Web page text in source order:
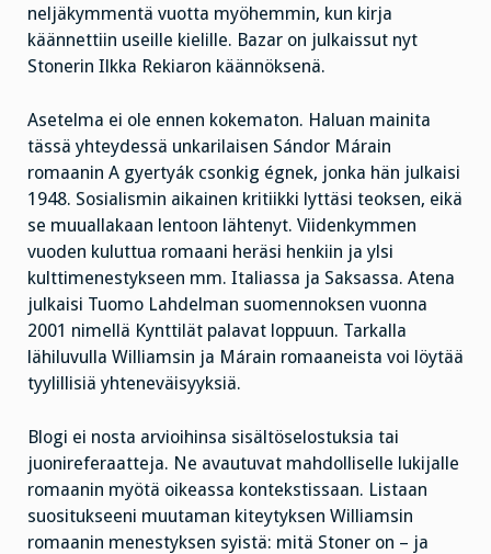
neljäkymmentä vuotta myöhemmin, kun kirja
käännettiin useille kielille. Bazar on julkaissut nyt
Stonerin Ilkka Rekiaron käännöksenä.
Asetelma ei ole ennen kokematon. Haluan mainita
tässä yhteydessä unkarilaisen Sándor Márain
romaanin A gyertyák csonkig égnek, jonka hän julkaisi
1948. Sosialismin aikainen kritiikki lyttäsi teoksen, eikä
se muuallakaan lentoon lähtenyt. Viidenkymmen
vuoden kuluttua romaani heräsi henkiin ja ylsi
kulttimenestykseen mm. Italiassa ja Saksassa. Atena
julkaisi Tuomo Lahdelman suomennoksen vuonna
2001 nimellä Kynttilät palavat loppuun. Tarkalla
lähiluvulla Williamsin ja Márain romaaneista voi löytää
tyylillisiä yhteneväisyyksiä.
Blogi ei nosta arvioihinsa sisältöselostuksia tai
juonireferaatteja. Ne avautuvat mahdolliselle lukijalle
romaanin myötä oikeassa kontekstissaan. Listaan
suositukseeni muutaman kiteytyksen Williamsin
romaanin menestyksen syistä: mitä Stoner on – ja